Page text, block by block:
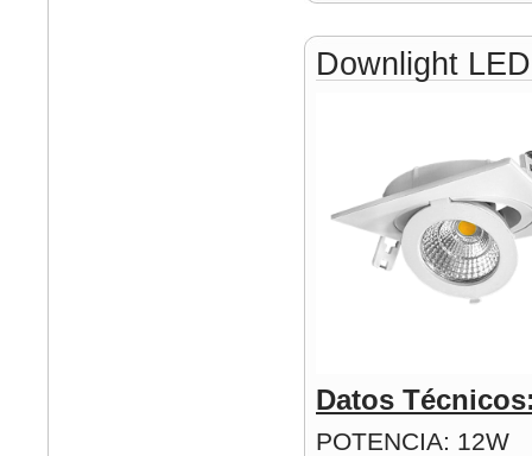
Downlight
Datos
POTENCIA: 12W